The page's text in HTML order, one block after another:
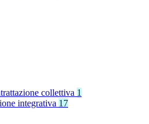
collettiva 1
integrativa 17